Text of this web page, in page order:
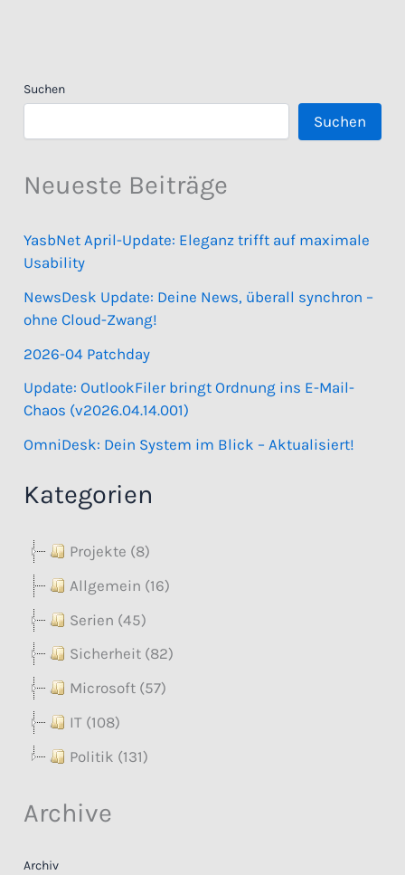
Suchen
Suchen
Neueste Beiträge
YasbNet April-Update: Eleganz trifft auf maximale
Usability
NewsDesk Update: Deine News, überall synchron –
ohne Cloud-Zwang!
2026-04 Patchday
Update: OutlookFiler bringt Ordnung ins E-Mail-
Chaos (v2026.04.14.001)
OmniDesk: Dein System im Blick – Aktualisiert!
Kategorien
Projekte (8)
Allgemein (16)
Serien (45)
Sicherheit (82)
Microsoft (57)
IT (108)
Politik (131)
Archive
Archiv